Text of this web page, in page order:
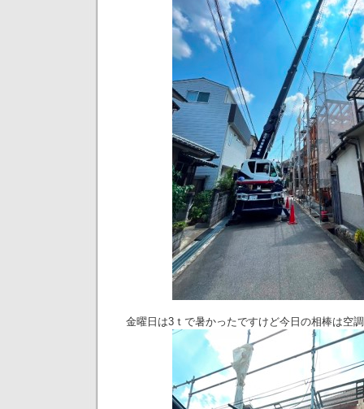
金曜日は3ｔで暑かったですけど今日の相棒は空